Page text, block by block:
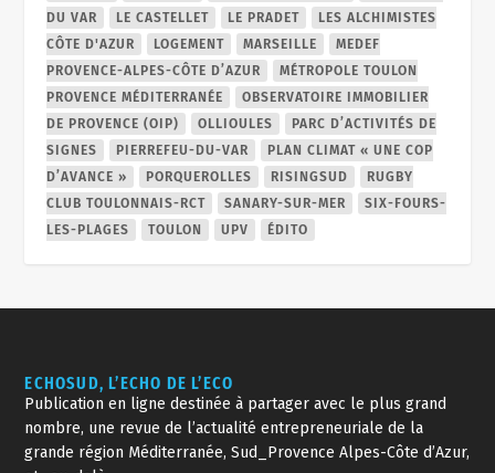
DU VAR
LE CASTELLET LE PRADET
LES ALCHIMISTES
CÔTE D'AZUR
LOGEMENT MARSEILLE
MEDEF
PROVENCE-ALPES-CÔTE D’AZUR
MÉTROPOLE TOULON
PROVENCE MÉDITERRANÉE
OBSERVATOIRE IMMOBILIER
DE PROVENCE (OIP)
OLLIOULES
PARC D’ACTIVITÉS DE
SIGNES
PIERREFEU-DU-VAR
PLAN CLIMAT « UNE COP
D’AVANCE »
PORQUEROLLES RISINGSUD
RUGBY
CLUB TOULONNAIS-RCT
SANARY-SUR-MER
SIX-FOURS-
LES-PLAGES
TOULON UPV ÉDITO
ECHOSUD, L’ECHO DE L’ECO
Publication en ligne destinée à partager avec le plus grand
nombre, une revue de l’actualité entrepreneuriale de la
grande région Méditerranée, Sud_Provence Alpes-Côte d’Azur,